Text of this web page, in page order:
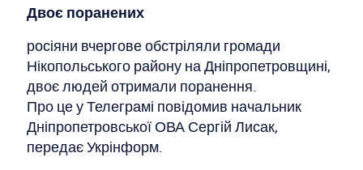
Двоє поранених
росіяни вчергове обстріляли громади
Нікопольського району на Дніпропетровщині,
двоє людей отримали поранення.
Про це у Телеграмі повідомив начальник
Дніпропетровської ОВА Сергій Лисак,
передає Укрінформ.